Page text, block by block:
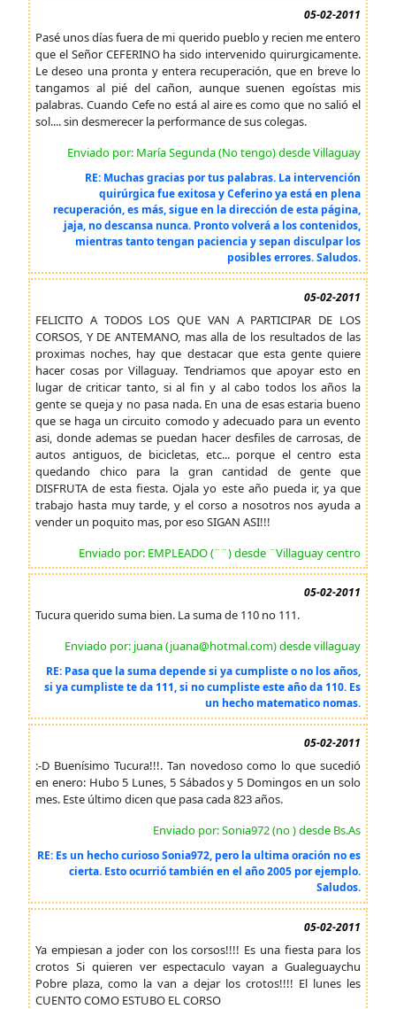
05-02-2011
Pasé unos días fuera de mi querido pueblo y recien me entero
que el Señor CEFERINO ha sido intervenido quirurgicamente.
Le deseo una pronta y entera recuperación, que en breve lo
tangamos al pié del cañon, aunque suenen egoístas mis
palabras. Cuando Cefe no está al aire es como que no salió el
sol.... sin desmerecer la performance de sus colegas.
Enviado por: María Segunda (No tengo) desde Villaguay
RE: Muchas gracias por tus palabras. La intervención
quirúrgica fue exitosa y Ceferino ya está en plena
recuperación, es más, sigue en la dirección de esta página,
jaja, no descansa nunca. Pronto volverá a los contenidos,
mientras tanto tengan paciencia y sepan disculpar los
posibles errores. Saludos.
05-02-2011
FELICITO A TODOS LOS QUE VAN A PARTICIPAR DE LOS
CORSOS, Y DE ANTEMANO, mas alla de los resultados de las
proximas noches, hay que destacar que esta gente quiere
hacer cosas por Villaguay. Tendriamos que apoyar esto en
lugar de criticar tanto, si al fin y al cabo todos los años la
gente se queja y no pasa nada. En una de esas estaria bueno
que se haga un circuito comodo y adecuado para un evento
asi, donde ademas se puedan hacer desfiles de carrosas, de
autos antiguos, de bicicletas, etc... porque el centro esta
quedando chico para la gran cantidad de gente que
DISFRUTA de esta fiesta. Ojala yo este año pueda ir, ya que
trabajo hasta muy tarde, y el corso a nosotros nos ayuda a
vender un poquito mas, por eso SIGAN ASI!!!
Enviado por: EMPLEADO (¨¨) desde ¨Villaguay centro
05-02-2011
Tucura querido suma bien. La suma de 110 no 111.
Enviado por: juana (juana@hotmal.com) desde villaguay
RE: Pasa que la suma depende si ya cumpliste o no los años,
si ya cumpliste te da 111, si no cumpliste este año da 110. Es
un hecho matematico nomas.
05-02-2011
:-D Buenísimo Tucura!!!. Tan novedoso como lo que sucedió
en enero: Hubo 5 Lunes, 5 Sábados y 5 Domingos en un solo
mes. Este último dicen que pasa cada 823 años.
Enviado por: Sonia972 (no ) desde Bs.As
RE: Es un hecho curioso Sonia972, pero la ultima oración no es
cierta. Esto ocurrió también en el año 2005 por ejemplo.
Saludos.
05-02-2011
Ya empiesan a joder con los corsos!!!! Es una fiesta para los
crotos Si quieren ver espectaculo vayan a Gualeguaychu
Pobre plaza, como la van a dejar los crotos!!!! El lunes les
CUENTO COMO ESTUBO EL CORSO